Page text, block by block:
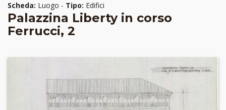
Scheda: Luogo - Tipo: Edifici
Palazzina Liberty in corso
Ferrucci, 2